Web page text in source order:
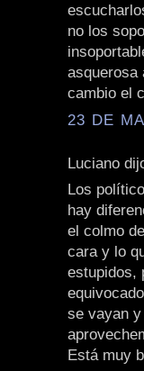
no los
asquerosa
cambio el
23 DE
Luciano
Los
hay
el colmo
cara y lo
estupidos,
se vayan
Está muy